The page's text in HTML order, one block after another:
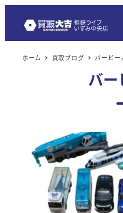
ホーム 買取ブログ バービー
バ